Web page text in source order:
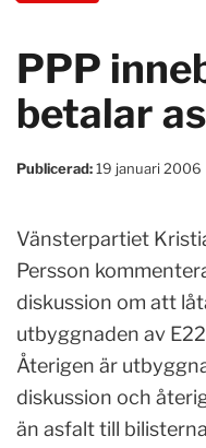
PPP
betalar
Publicerad:19 januari 2006
Vänsterpartiet
Persson
diskussion om att
utbyggnaden av
Återigen är
diskussion och
än asfalt till